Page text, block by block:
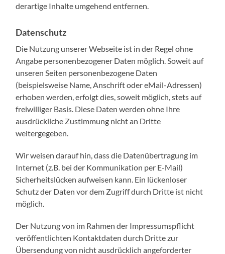
derartige Inhalte umgehend entfernen.
Datenschutz
Die Nutzung unserer Webseite ist in der Regel ohne
Angabe personenbezogener Daten möglich. Soweit auf
unseren Seiten personenbezogene Daten
(beispielsweise Name, Anschrift oder eMail-Adressen)
erhoben werden, erfolgt dies, soweit möglich, stets auf
freiwilliger Basis. Diese Daten werden ohne Ihre
ausdrückliche Zustimmung nicht an Dritte
weitergegeben.
Wir weisen darauf hin, dass die Datenübertragung im
Internet (z.B. bei der Kommunikation per E-Mail)
Sicherheitslücken aufweisen kann. Ein lückenloser
Schutz der Daten vor dem Zugriff durch Dritte ist nicht
möglich.
Der Nutzung von im Rahmen der Impressumspflicht
veröffentlichten Kontaktdaten durch Dritte zur
Übersendung von nicht ausdrücklich angeforderter